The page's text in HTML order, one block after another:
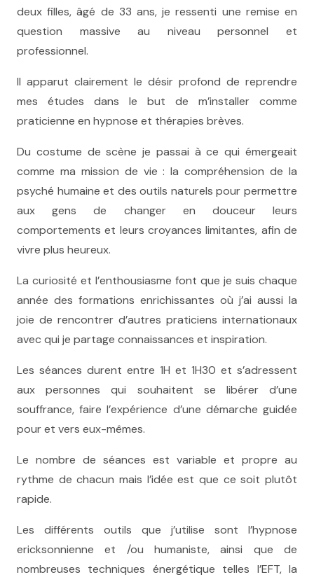
deux filles, âgé de 33 ans, je ressenti une remise en
question massive au niveau personnel et
professionnel.
Il apparut clairement le désir profond de reprendre
mes études dans le but de m’installer comme
praticienne en hypnose et thérapies brèves.
Du costume de scène je passai à ce qui émergeait
comme ma mission de vie : la compréhension de la
psyché humaine et des outils naturels pour permettre
aux gens de changer en douceur leurs
comportements et leurs croyances limitantes, afin de
vivre plus heureux.
La curiosité et l’enthousiasme font que je suis chaque
année des formations enrichissantes où j’ai aussi la
joie de rencontrer d’autres praticiens internationaux
avec qui je partage connaissances et inspiration.
Les séances durent entre 1H et 1H30 et s’adressent
aux personnes qui souhaitent se libérer d’une
souffrance, faire l’expérience d’une démarche guidée
pour et vers eux-mêmes.
Le nombre de séances est variable et propre au
rythme de chacun mais l’idée est que ce soit plutôt
rapide.
Les différents outils que j’utilise sont l’hypnose
ericksonnienne et /ou humaniste, ainsi que de
nombreuses techniques énergétique telles l’EFT, la